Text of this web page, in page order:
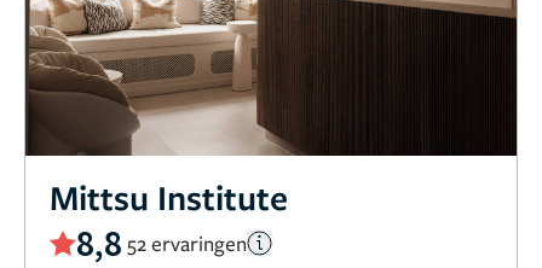
Mittsu Institute
8,8 52 ervaringen